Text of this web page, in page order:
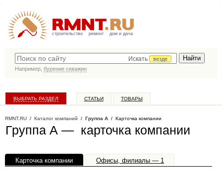
строительство ремонт дом и дача
Искать
везде
Например, бурение скважин
ВЫБРАТЬ РАЗДЕЛ СТАТЬИ ТОВАРЫ
RMNT.RU / Каталог компаний / Группа А / Карточка компании
Группа А — карточка компании
Карточка компании Офисы, филиалы — 1